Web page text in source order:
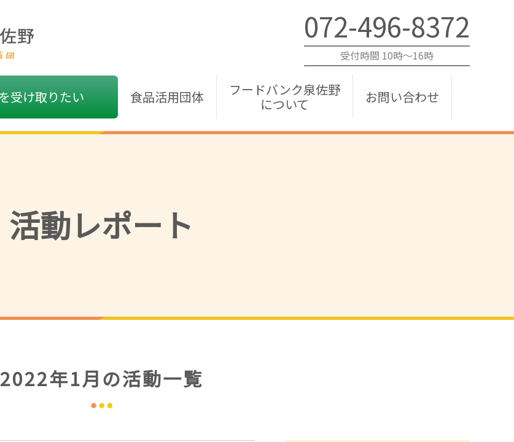
072-496-8372
受付時間 10時～16時
受け取りたい 食品活用団体
フードバンク泉佐野
について
お問い合わせ
活動レポート
2022年1月の活動一覧